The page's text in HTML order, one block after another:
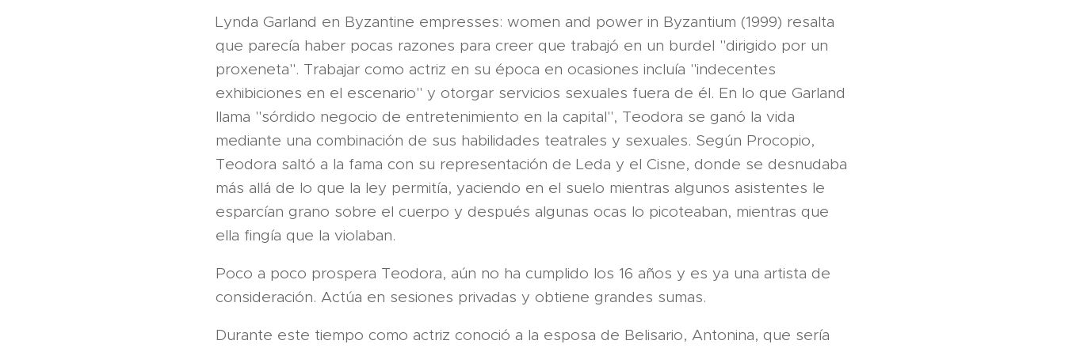
Lynda Garland en Byzantine empresses: women and power in Byzantium (1999) resalta
que parecía haber pocas razones para creer que trabajó en un burdel "dirigido por un
proxeneta". Trabajar como actriz en su época en ocasiones incluía "indecentes
exhibiciones en el escenario" y otorgar servicios sexuales fuera de él. En lo que Garland
llama "sórdido negocio de entretenimiento en la capital", Teodora se ganó la vida
mediante una combinación de sus habilidades teatrales y sexuales. Según Procopio,
Teodora saltó a la fama con su representación de Leda y el Cisne, donde se desnudaba
más allá de lo que la ley permitía, yaciendo en el suelo mientras algunos asistentes le
esparcían grano sobre el cuerpo y después algunas ocas lo picoteaban, mientras que
ella fingía que la violaban.
Poco a poco prospera Teodora, aún no ha cumplido los 16 años y es ya una artista de
consideración. Actúa en sesiones privadas y obtiene grandes sumas.
Durante este tiempo como actriz conoció a la esposa de Belisario, Antonina, que sería